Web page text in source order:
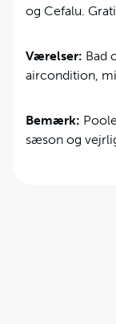
og Cefalu.
Værelser: Bad
aircondition,
Bemærk:
sæson og